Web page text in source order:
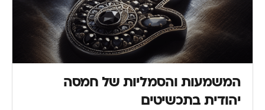
המשמעות והסמליות של חמסה
יהודית בתכשיטים